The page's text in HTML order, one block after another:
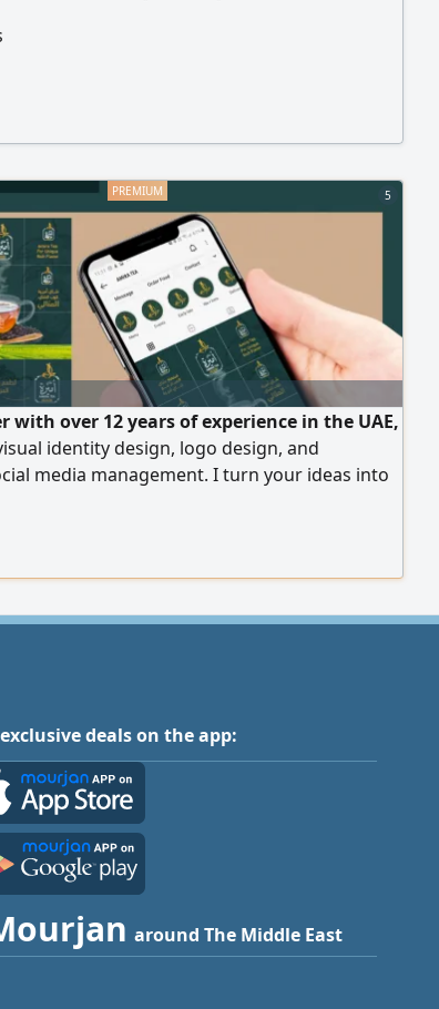
5
with over 12 years of experience in the UAE,
identity design, logo design, and
media management. I turn your ideas into
deals on the app:
around The Middle East